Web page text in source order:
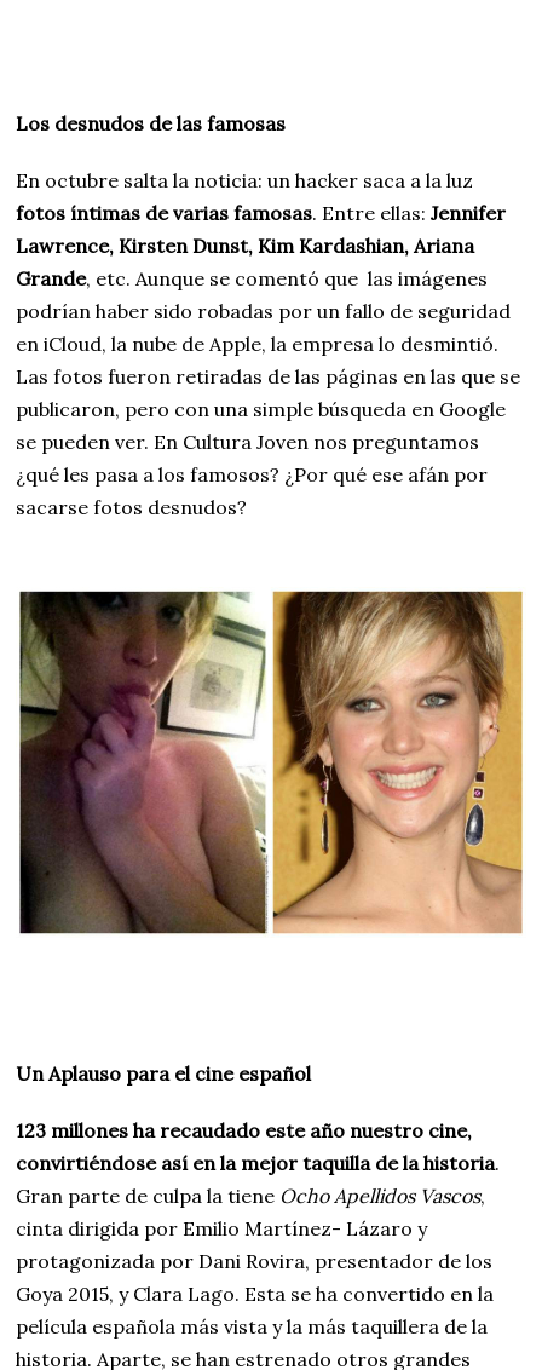
Los desnudos de las famosas
En octubre salta la noticia: un hacker saca a la luz
fotos íntimas de varias famosas. Entre ellas:Jennifer
Lawrence, Kirsten Dunst, Kim Kardashian, Ariana
Grande, etc. Aunque se comentó que las imágenes
podrían haber sido robadas por un fallo de seguridad
en iCloud, la nube de Apple, la empresa lo desmintió.
Las fotos fueron retiradas de las páginas en las que se
publicaron, pero con una simple búsqueda en Google
se pueden ver. En Cultura Joven nos preguntamos
¿qué les pasa a los famosos? ¿Por qué ese afán por
sacarse fotos desnudos?
Un Aplauso para el cine español
123 millones ha recaudado este año nuestro cine,
convirtiéndose así en la mejor taquilla de la historia.
Gran parte de culpa la tiene Ocho Apellidos Vascos,
cinta dirigida por Emilio Martínez- Lázaro y
protagonizada por Dani Rovira, presentador de los
Goya 2015, y Clara Lago. Esta se ha convertido en la
película española más vista y la más taquillera de la
historia. Aparte, se han estrenado otros grandes